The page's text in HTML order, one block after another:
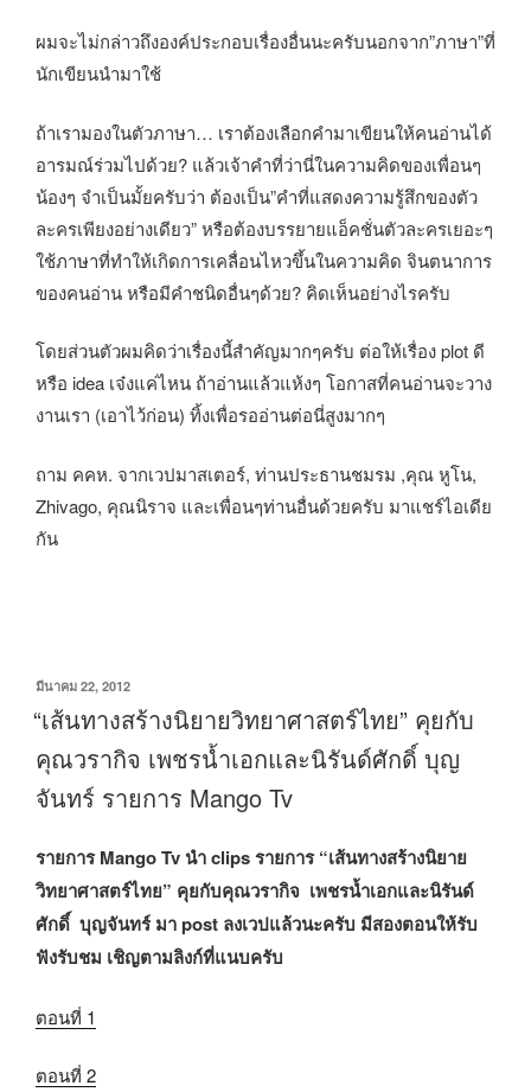
ผมจะไม่กล่าวถึงองค์ประกอบเรื่องอื่นนะครับนอกจาก”ภาษา”ที่
นักเขียนนำมาใช้
ถ้าเรามองในตัวภาษา… เราต้องเลือกคำมาเขียนให้คนอ่านได้
อารมณ์ร่วมไปด้วย? แล้วเจ้าคำที่ว่านี่ในความคิดของเพื่อนๆ
น้องๆ จำเป็นมั้ยครับว่า ต้องเป็น”คำที่แสดงความรู้สึกของตัว
ละครเพียงอย่างเดียว” หรือต้องบรรยายแอ็คชั่นตัวละครเยอะๆ
ใช้ภาษาที่ทำให้เกิดการเคลื่อนไหวขึ้นในความคิด จินตนาการ
ของคนอ่าน หรือมีคำชนิดอื่นๆด้วย? คิดเห็นอย่างไรครับ
โดยส่วนตัวผมคิดว่าเรื่องนี้สำคัญมากๆครับ ต่อให้เรื่อง plot ดี
หรือ idea เจ๋งแค่ไหน ถ้าอ่านแล้วแห้งๆ โอกาสที่คนอ่านจะวาง
งานเรา (เอาไว้ก่อน) ทิ้งเพื่อรออ่านต่อนี่สูงมากๆ
ถาม คคห. จากเวปมาสเตอร์, ท่านประธานชมรม ,คุณ หูโน,
Zhivago, คุณนิราจ และเพื่อนๆท่านอื่นด้วยครับ มาแชร์ไอเดีย
กัน
เขียน
มีนาคม 22, 2012
“เส้นทางสร้างนิยายวิทยาศาสตร์ไทย” คุยกับ
คุณวรากิจ เพชรน้ำเอกและนิรันด์ศักดิ์ บุญ
จันทร์ รายการ Mango Tv
รายการ Mango Tv นำ clips รายการ “เส้นทางสร้างนิยาย
วิทยาศาสตร์ไทย” คุยกับคุณวรากิจ เพชรน้ำเอกและนิรันด์
ศักดิ์ บุญจันทร์ มา post ลงเวปแล้วนะครับ มีสองตอนให้รับ
ฟังรับชม เชิญตามลิงก์ที่แนบครับ
ตอนที่ 1
ตอนที่ 2